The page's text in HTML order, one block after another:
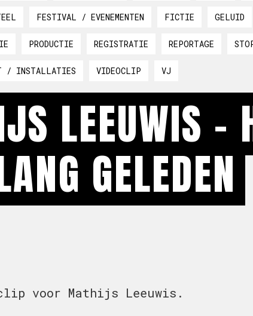
FESTIVAL / EVENEMENTEN FICTIE GELUID
PRODUCTIE REGISTRATIE REPORTAGE
/ INSTALLATIES VIDEOCLIP VJ
LEEUWIS -
GELEDEN
voor Mathijs Leeuwis.